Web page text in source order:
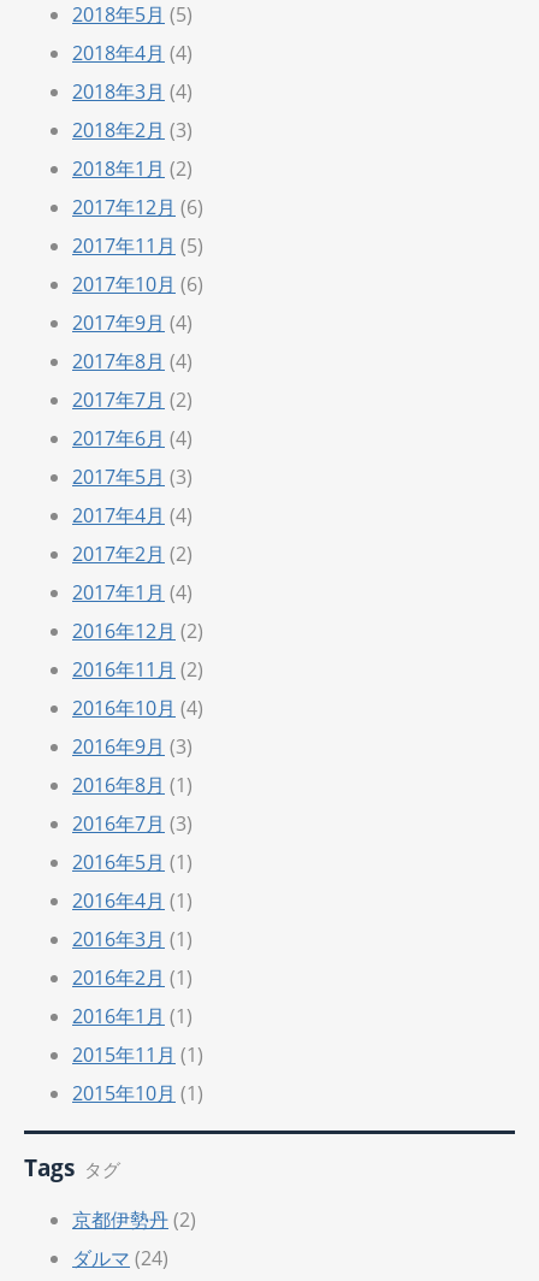
2018年5月 (5)
2018年4月 (4)
2018年3月 (4)
2018年2月 (3)
2018年1月 (2)
2017年12月 (6)
2017年11月 (5)
2017年10月 (6)
2017年9月 (4)
2017年8月 (4)
2017年7月 (2)
2017年6月 (4)
2017年5月 (3)
2017年4月 (4)
2017年2月 (2)
2017年1月 (4)
2016年12月 (2)
2016年11月 (2)
2016年10月 (4)
2016年9月 (3)
2016年8月 (1)
2016年7月 (3)
2016年5月 (1)
2016年4月 (1)
2016年3月 (1)
2016年2月 (1)
2016年1月 (1)
2015年11月 (1)
2015年10月 (1)
Tags タグ
京都伊勢丹(2)
ダルマ (24)